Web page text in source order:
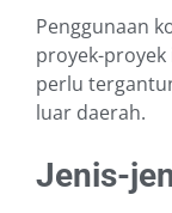
Penggunaan
proyek-
perlu
luar daerah.
Jenis-